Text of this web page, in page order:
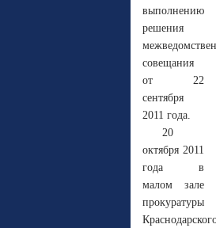
выполнению
решения
совещания
от 22
сентября
2011 года.
20
октября 2011
года в
малом зале
прокуратуры